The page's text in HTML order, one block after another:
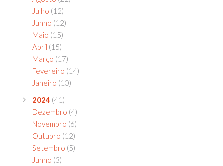
Julho (12)
Junho (12)
Maio (15)
Abril (15)
Março (17)
Fevereiro (14)
Janeiro (10)
2024 (41)
Dezembro (4)
Novembro (6)
Outubro (12)
Setembro (5)
Junho (3)